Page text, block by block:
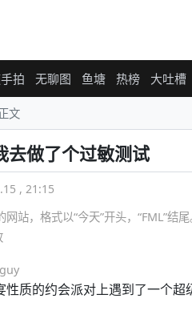
拍 无聊图 鱼塘 热榜 大吐槽
文
去做了个过敏测试
, 21:15
网站，格式以“今天”开头，“FML”结
性质的约会派对上遇到了一个